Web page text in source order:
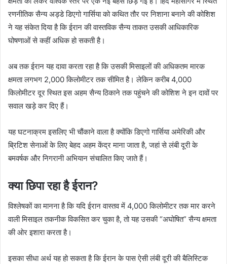
रणनीतिक सैन्य अड्डे डिएगो गार्सिया को कथित तौर पर निशाना बनाने की कोशिश
ने यह संकेत दिया है कि ईरान की वास्तविक सैन्य ताकत उसकी आधिकारिक
घोषणाओं से कहीं अधिक हो सकती है।
अब तक ईरान यह दावा करता रहा है कि उसकी मिसाइलों की अधिकतम मारक
क्षमता लगभग 2,000 किलोमीटर तक सीमित है। लेकिन करीब 4,000
किलोमीटर दूर स्थित इस अहम सैन्य ठिकाने तक पहुंचने की कोशिश ने इन दावों पर
सवाल खड़े कर दिए हैं।
यह घटनाक्रम इसलिए भी चौंकाने वाला है क्योंकि डिएगो गार्सिया अमेरिकी और
ब्रिटिश सेनाओं के लिए बेहद अहम केंद्र माना जाता है, जहां से लंबी दूरी के
बमवर्षक और निगरानी अभियान संचालित किए जाते हैं।
क्या छिपा रहा है ईरान?
विश्लेषकों का मानना है कि यदि ईरान वास्तव में 4,000 किलोमीटर तक मार करने
वाली मिसाइल तकनीक विकसित कर चुका है, तो यह उसकी “अघोषित” सैन्य क्षमता
की ओर इशारा करता है।
इसका सीधा अर्थ यह हो सकता है कि ईरान के पास ऐसी लंबी दूरी की बैलिस्टिक